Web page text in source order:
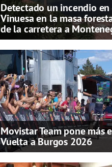
Detectado un incendio
Vinuesa en la masa
de la carretera a
Movistar Team pone más
Vuelta a Burgos 2026